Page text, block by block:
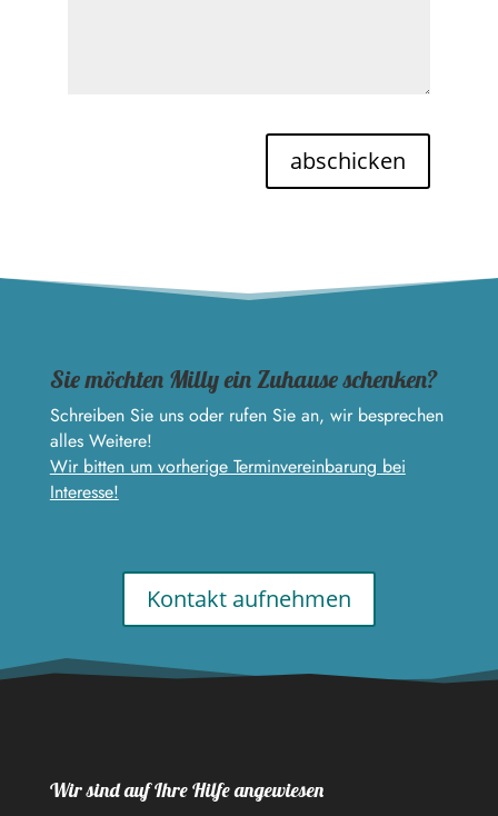
abschicken
Sie möchten Milly ein Zuhause schenken?
Schreiben Sie uns oder rufen Sie an, wir besprechen
alles Weitere!
Wir bitten um vorherige Terminvereinbarung bei
Interesse!
Kontakt aufnehmen
Wir sind auf Ihre Hilfe angewiesen